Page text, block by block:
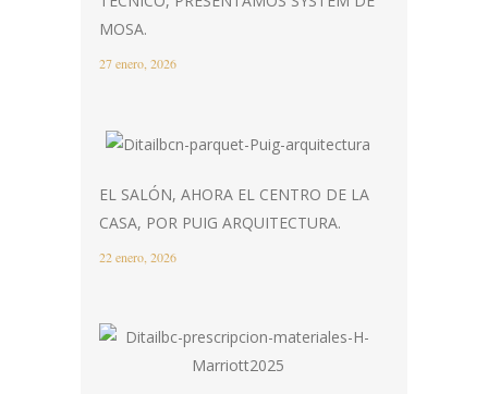
MOSA.
27 enero, 2026
EL SALÓN, AHORA EL CENTRO DE LA
CASA, POR PUIG ARQUITECTURA.
22 enero, 2026